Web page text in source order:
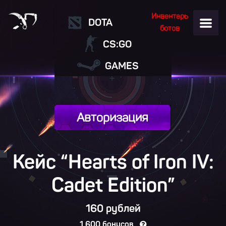
Инвентарь
ботов
DOTA
CS:GO
GAMES
Авторизация
Кейс “Hearts of Iron IV:
Cadet Edition”
160 рублей